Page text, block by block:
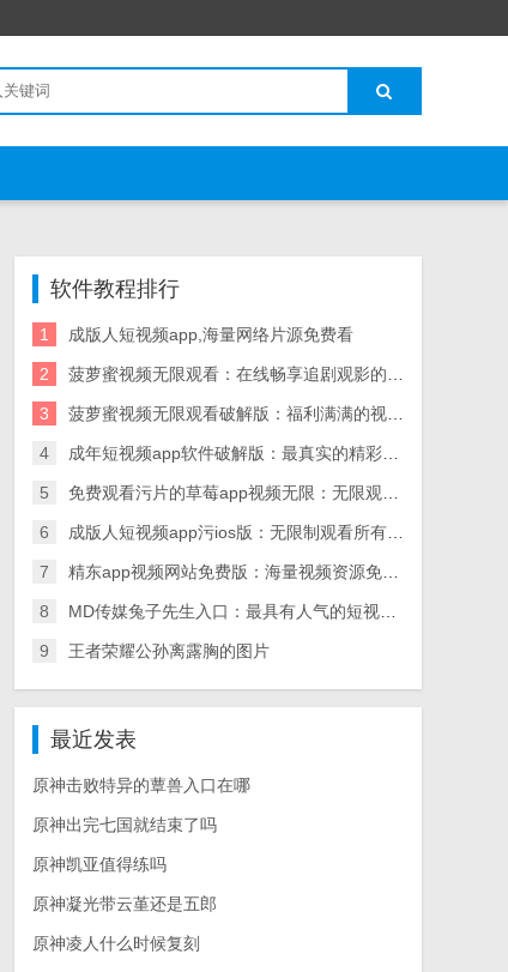
软件教程排行
1 成版人短视频app,海量网络片源免费看
2 菠萝蜜视频无限观看：在线畅享追剧观影的神器
3 菠萝蜜视频无限观看破解版：福利满满的视频软件
4 成年短视频app软件破解版：最真实的精彩的短视频软件
5 免费观看污片的草莓app视频无限：无限观看海量视频
6 成版人短视频app污ios版：无限制观看所有影片
7 精东app视频网站免费版：海量视频资源免费畅享
8 MD传媒兔子先生入口：最具有人气的短视频直播社区
9 王者荣耀公孙离露胸的图片
最近发表
原神击败特异的蕈兽入口在哪
原神出完七国就结束了吗
原神凯亚值得练吗
原神凝光带云堇还是五郎
原神凌人什么时候复刻